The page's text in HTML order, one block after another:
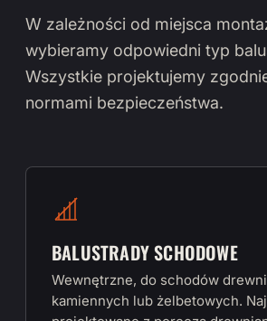
W zależności od miejsca
wybieramy odpowiedni typ
Wszystkie projektujemy
normami bezpieczeństwa.
BALUSTRADY SCHODOWE
Wewnętrzne, do schodów
kamiennych lub żelbetowych.